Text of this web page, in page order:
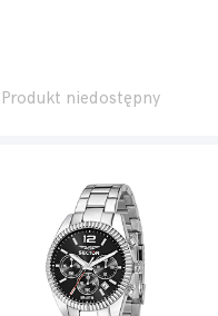
Produkt niedostępny